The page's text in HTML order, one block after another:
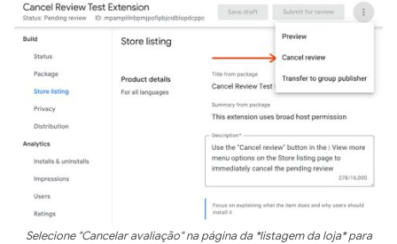
Selecione "Cancelar avaliação" na página da *listagem da loja* para